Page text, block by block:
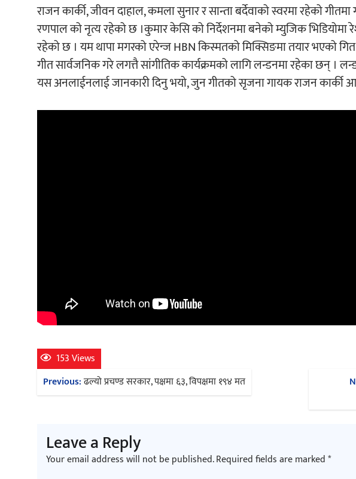
राजन कार्की, जीवन दाहाल, कमला सुनार र सान्ता बर्देवाको स्वरमा रहेको
रणपाल को नृत्य रहेको छ ।कुमार केसि को निर्देशनमा बनेको म्युजिक
रहेको छ । यम थापा मगरको एरेन्ज HBN किस्मतको मिक्सिङमा तयार भएको गित
गीत सार्वजनिक गरे लगत्तै सांगीतिक कार्यक्रमको लागि लन्डनमा रहेका छन् ।
यस अनलाईनलाई जानकारी दिनु भयो, जुन गीतको सृजना गायक राजन कार्की
153 Views
Post
navigation
Previous:ढल्यो प्रचण्ड सरकार, पक्षमा ६३, विपक्षमा १९४ मत
Leave a Reply
Your email address will not be published.Required fields are marked*